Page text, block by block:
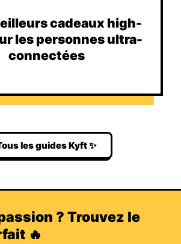
cadeaux high-
les personnes ultra-
connectées
les guides Kyft ✨
? Trouvez le
🔥